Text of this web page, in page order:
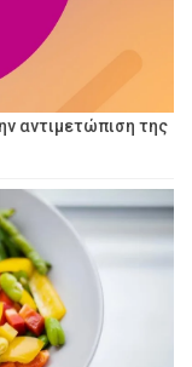
αντιμετώπιση της